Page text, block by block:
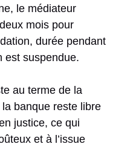
le médiateur
mois pour
durée pendant
est suspendue.
au terme de la
banque reste libre
justice, ce qui
et à l’issue